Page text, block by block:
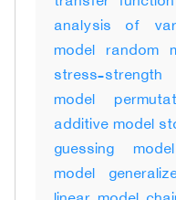
analysis of
model random
stress-
model
additive model
guessing
model